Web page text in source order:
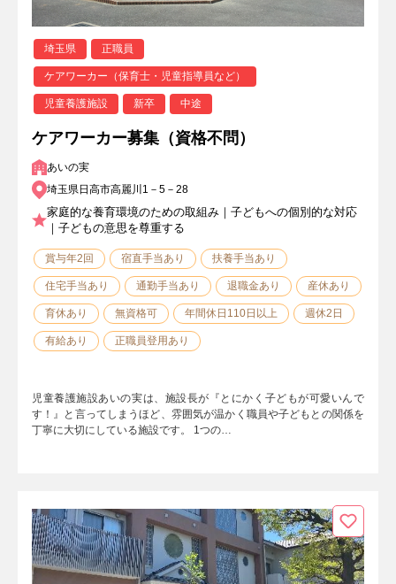
埼玉県 正職員
ケアワーカー（保育士・児童指導員など）
児童養護施設 新卒 中途
ケアワーカー募集（資格不問）
あいの実
埼玉県日高市高麗川1－5－28
家庭的な養育環境のための取組み｜子どもへの個別的な対応
｜子どもの意思を尊重する
賞与年2回 宿直手当あり 扶養手当あり
住宅手当あり 通勤手当あり 退職金あり 産休あり
育休あり 無資格可 年間休日110日以上 週休2日
有給あり 正職員登用あり
児童養護施設あいの実は、施設長が『とにかく子どもが可愛いんで
す！』と言ってしまうほど、雰囲気が温かく職員や子どもとの関係を
丁寧に大切にしている施設です。 1つの…